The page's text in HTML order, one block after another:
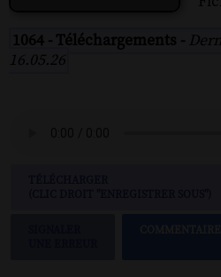
1064 - Téléchargements -
16.05.26